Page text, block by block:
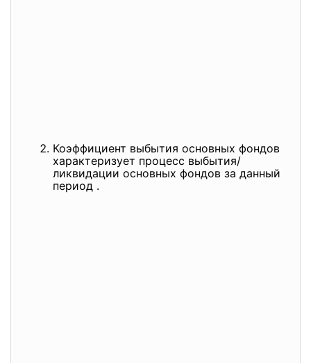
Коэффициент выбытия основных фондов
характеризует процесс выбытия/
ликвидации основных фондов за данный
период .